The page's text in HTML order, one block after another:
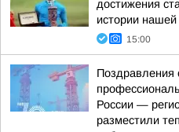
достижения
истории нашей
15:00
Поздравления
России —
разместили